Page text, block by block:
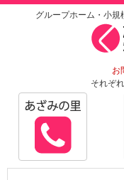
グループホーム・小
お
それぞ